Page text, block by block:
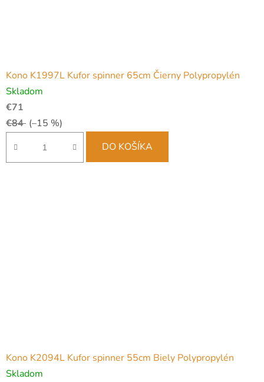
Kono K1997L Kufor spinner 65cm Čierny Polypropylén
Skladom
€71
€84 (–15 %)
DO KOŠÍKA
Kono K2094L Kufor spinner 55cm Biely Polypropylén
Skladom